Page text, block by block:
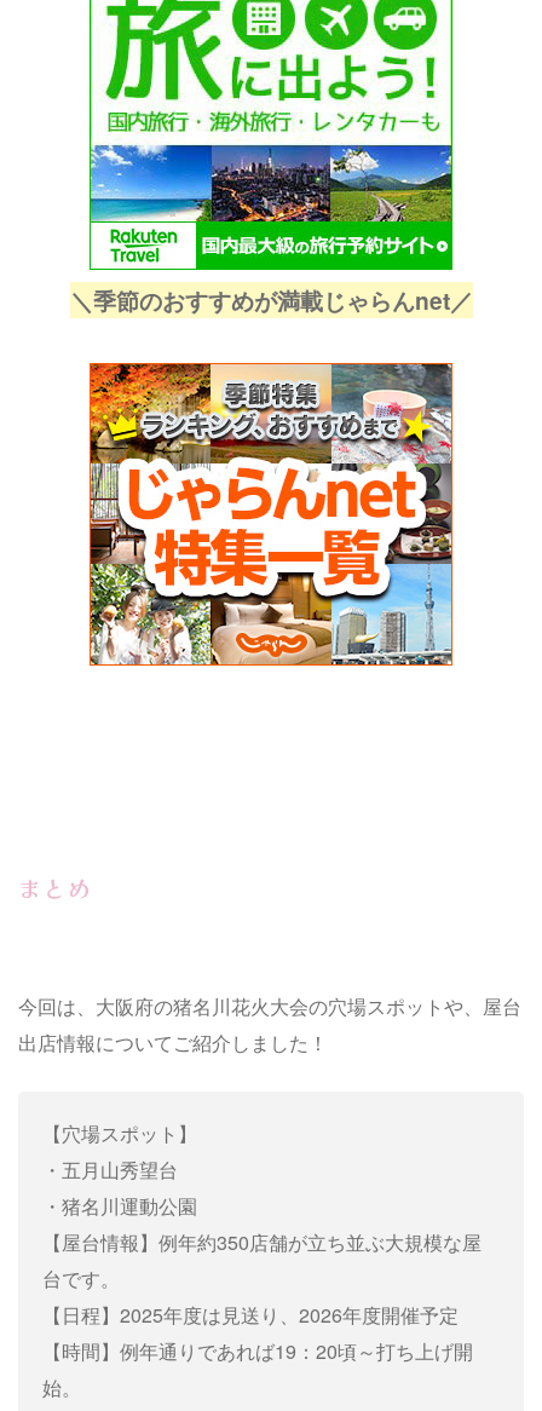
＼季節のおすすめが満載じゃらんnet／
まとめ
今回は、大阪府の猪名川花火大会の穴場スポットや、屋台
出店情報についてご紹介しました！
【穴場スポット】
・五月山秀望台
・猪名川運動公園
【屋台情報】例年約350店舗が立ち並ぶ大規模な屋
台です。
【日程】2025年度は見送り、2026年度開催予定
【時間】例年通りであれば19：20頃～打ち上げ開
始。